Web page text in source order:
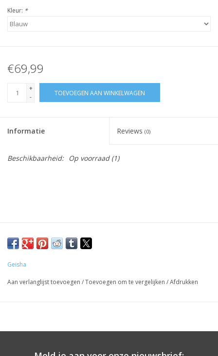
Kleur: *
€69,99
+
-
TOEVOEGEN AAN WINKELWAGEN
Informatie Reviews (0)
Beschikbaarheid: Op voorraad(1)
Geisha
Aan verlanglijst toevoegen /Toevoegen om te vergelijken /Afdrukken